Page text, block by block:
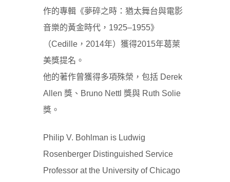
作的專輯《夢碎之時：猶太舞台與電影
音樂的黃金時代，1925–1955》
（Cedille，2014年）獲得2015年葛萊
美獎提名。
他的著作曾獲得多項殊榮，包括 Derek
Allen 獎、Bruno Nettl 獎與 Ruth Solie
獎。
Philip V. Bohlman is Ludwig
Rosenberger Distinguished Service
Professor at the University of Chicago